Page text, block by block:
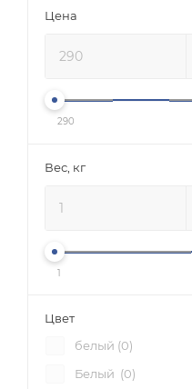
Цена
290
Вес, кг
1
Цвет
белый (0)
Белый (0)